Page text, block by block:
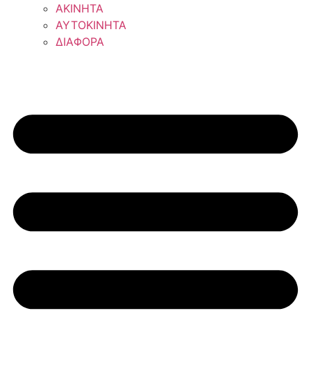
ΑΚΙΝΗΤΑ
ΑΥΤΟΚΙΝΗΤΑ
ΔΙΑΦΟΡΑ